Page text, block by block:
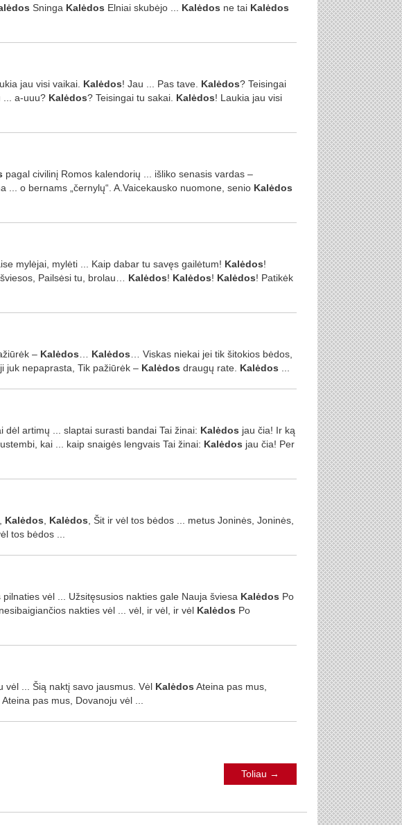
Sninga Kalėdos Elniai skubėjo ... Kalėdos ne tai Kalėdos
jau visi vaikai. Kalėdos! Jau ... Pas tave. Kalėdos? Teisingai
... a-uuu? Kalėdos? Teisingai tu sakai. Kalėdos! Laukia jau visi
pagal civilinį Romos kalendorių ... išliko senasis vardas –
... o bernams „černylų“. A.Vaicekausko nuomone, senio Kalėdos
mylėjai, mylėti ... Kaip dabar tu savęs gailėtum! Kalėdos!
Pailsėsi tu, brolau… Kalėdos! Kalėdos! Kalėdos! Patikėk
– Kalėdos Kalėdos … Viskas niekai jei tik šitokios bėdos,
juk nepaprasta, Tik pažiūrėk – Kalėdos draugų rate. Kalėdos
dėl artimų ... slaptai surasti bandai Tai žinai: Kalėdos jau čia! Ir ką
kai ... kaip snaigės lengvais Tai žinai: Kalėdos jau čia! Per
Kalėdos Kalėdos , Šit ir vėl tos bėdos ... metus Joninės, Joninės,
tos bėdos ...
pilnaties vėl ... Užsitęsusios nakties gale Nauja šviesa Kalėdos Po
nakties vėl ... vėl, ir vėl, ir vėl Kalėdos Po
vėl ... Šią naktį savo jausmus. Vėl Kalėdos Ateina pas mus,
Ateina pas mus, Dovanoju vėl ...
Toliau →